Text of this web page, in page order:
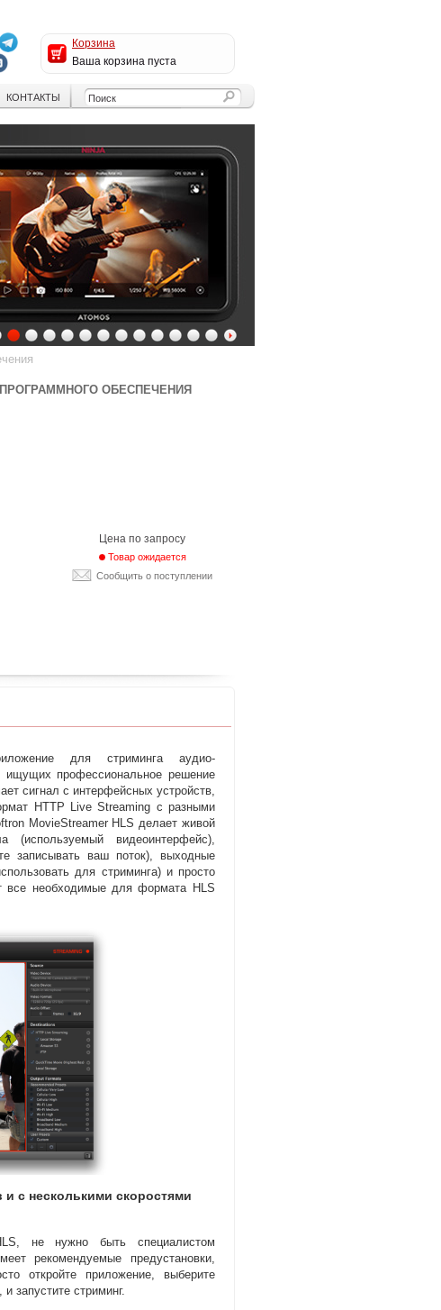
Корзина
Ваша корзина пуста
КОНТАКТЫ
2 3 4 5 6 7 8 9 10111213
ПРОГРАММНОГО ОБЕСПЕЧЕНИЯ
Цена по запросу
Товар ожидается
Сообщить о поступлении
для стриминга аудио-
ищущих профессиональное решение
сигнал с интерфейсных устройств,
HTTP Live Streaming с разными
MovieStreamer HLS делает живой
(используемый видеоинтерфейс),
записывать ваш поток), выходные
для стриминга) и просто
все необходимые для формата HLS
с несколькими скоростями
не нужно быть специалистом
рекомендуемые предустановки,
откройте приложение,
выберите
и запустите стриминг.